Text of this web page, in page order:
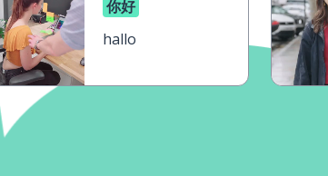
你好
hallo